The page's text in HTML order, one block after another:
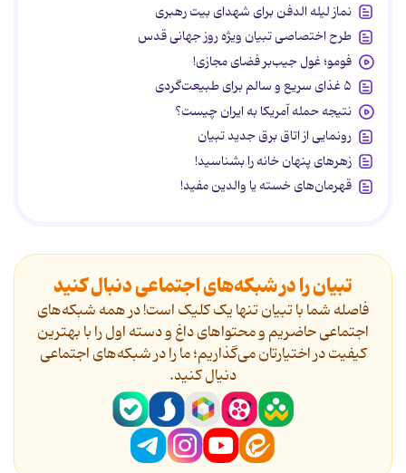
نماز لیله الدفن برای شهدای بیت رهبری
طرح اختصاصی تبیان ویژه روز جهانی قدس
فومو؛ غول جیب‌بر فضای مجازی!
۵ غذای سریع و سالم برای طبیعت‌گردی
نتیجه حمله آمریکا به ایران چیست؟
رونمایی از اتاق برق جدید تبیان
زهرهای پنهان خانه را بشناسید!
قهرمان‌های خسته یا والدین مفید!
تبیان را در شبکه‌های اجتماعی دنبال کنید
فاصله شما با تبیان تنها یک کلیک است! در همه شبکه‌های
اجتماعی حاضریم و محتواهای داغ و دسته اول را با بهترین
کیفیت در اختیارتان می‌گذاریم؛ ما را در شبکه‌های اجتماعی
دنیال کنید.